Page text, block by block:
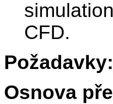
CFD.
Požadavky:
Osnova